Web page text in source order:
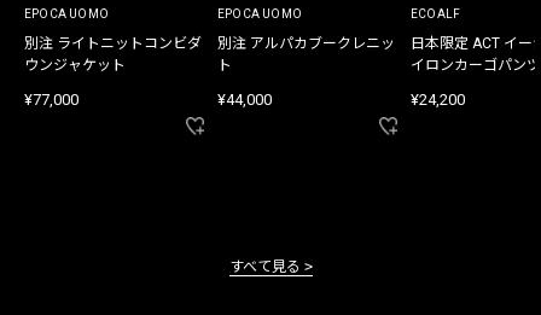
EPOCA UOMO
別注 ライトニットコンビダ
ウンジャケット
¥77,000
EPOCA UOMO
別注 アルパカブークレニッ
ト
¥44,000
ECOALF
日本限定 ACT イー
イロンカーゴパンツ
¥24,200
すべて見る